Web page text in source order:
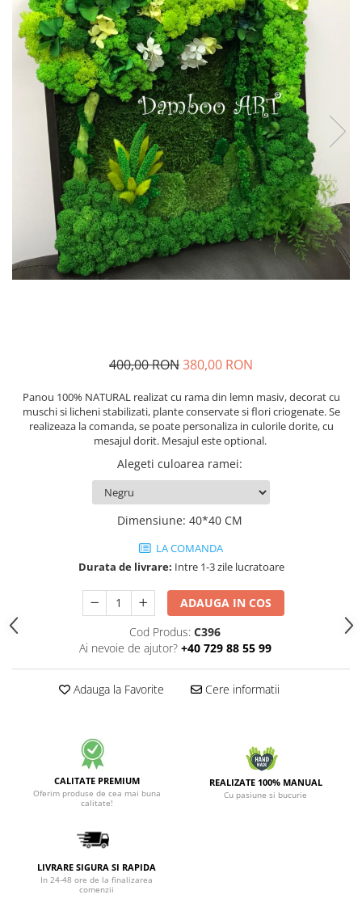
400,00 RON380,00 RON
Panou 100% NATURAL realizat cu rama din lemn masiv, decorat cu
muschi si licheni stabilizati, plante conservate si flori criogenate. Se
realizeaza la comanda, se poate personaliza in culorile dorite, cu
mesajul dorit. Mesajul este optional.
Alegeti culoarea ramei:
Dimensiune: 40*40 CM
LA COMANDA
Durata de livrare: Intre 1-3 zile lucratoare
ADAUGA IN COS
Cod Produs: C396
Ai nevoie de ajutor? +40 729 88 55 99
Adauga la Favorite Cere informatii
CALITATE PREMIUM
Oferim produse de cea mai buna
calitate!
REALIZATE 100% MANUAL
Cu pasiune si bucurie
LIVRARE SIGURA SI RAPIDA
In 24-48 ore de la finalizarea
comenzii